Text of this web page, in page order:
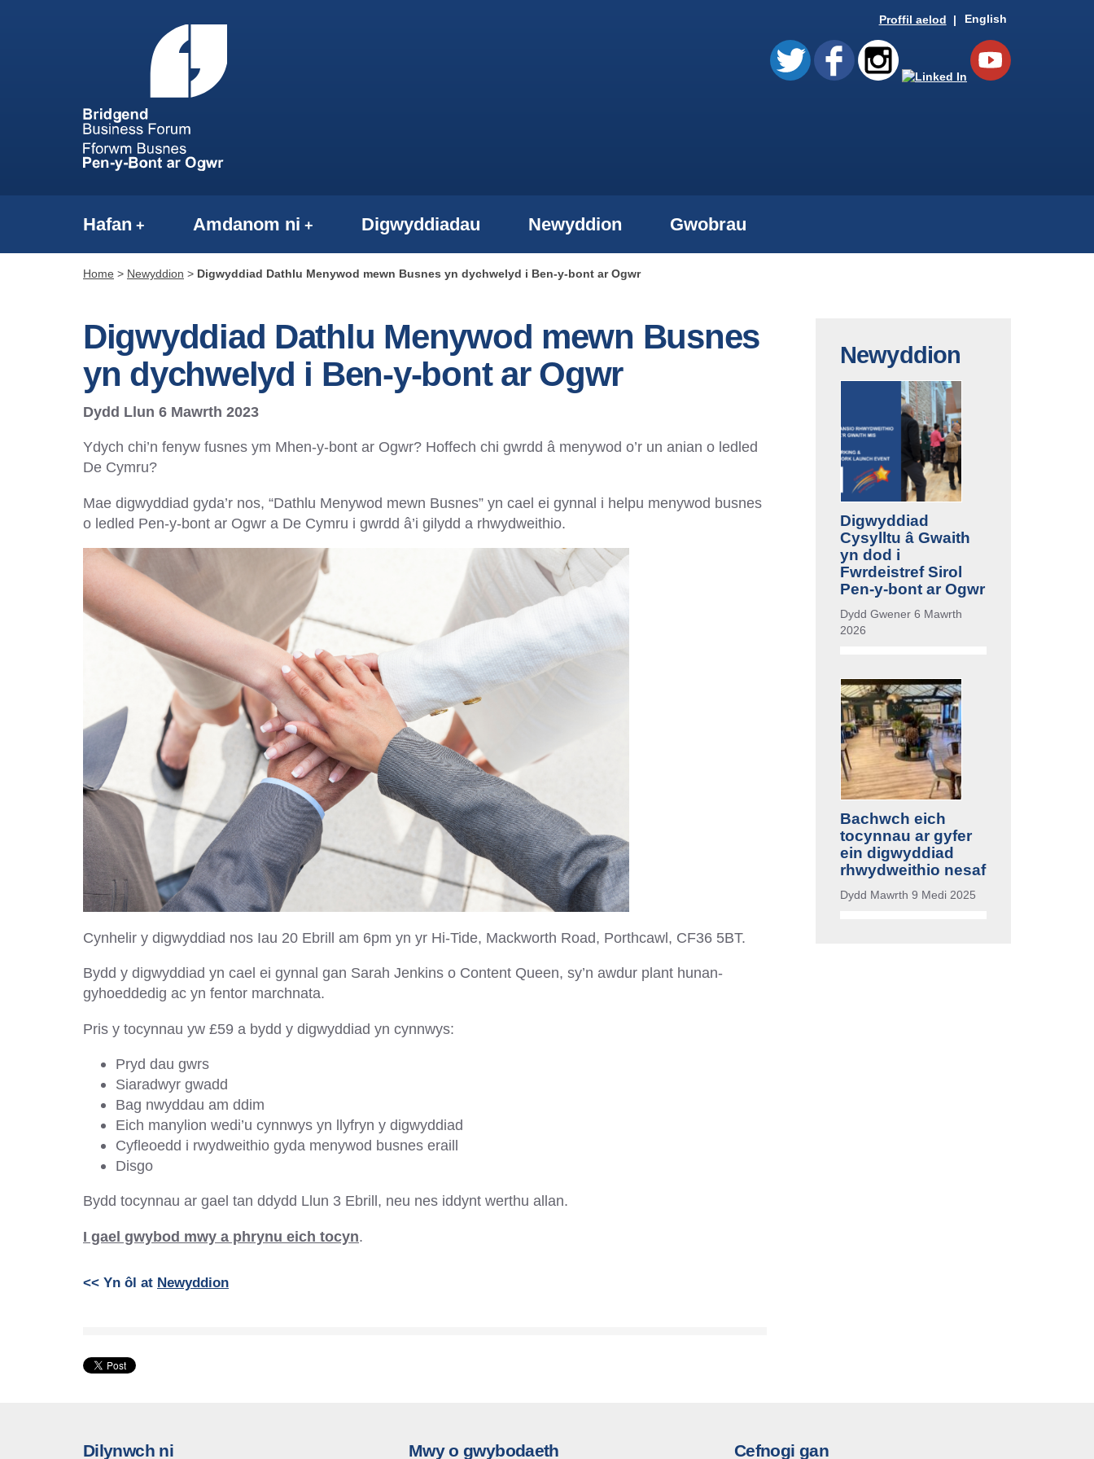
Proffil aelod English
Hafan Amdanom ni Digwyddiadau Newyddion Gwobrau
Home > Newyddion > Digwyddiad Dathlu Menywod mewn Busnes yn dychwelyd i Ben-y-bont ar Ogwr
Digwyddiad Dathlu Menywod mewn Busnes
yn dychwelyd i Ben-y-bont ar Ogwr
Dydd Llun 6 Mawrth 2023
Ydych chi’n fenyw fusnes ym Mhen-y-bont ar Ogwr? Hoffech chi gwrdd â menywod o’r un anian o ledled
De Cymru?
Mae digwyddiad gyda’r nos, “Dathlu Menywod mewn Busnes” yn cael ei gynnal i helpu menywod busnes
o ledled Pen-y-bont ar Ogwr a De Cymru i gwrdd â’i gilydd a rhwydweithio.
Cynhelir y digwyddiad nos Iau 20 Ebrill am 6pm yn yr Hi-Tide, Mackworth Road, Porthcawl, CF36 5BT.
Bydd y digwyddiad yn cael ei gynnal gan Sarah Jenkins o Content Queen, sy’n awdur plant hunan-
gyhoeddedig ac yn fentor marchnata.
Pris y tocynnau yw £59 a bydd y digwyddiad yn cynnwys:
Pryd dau gwrs
Siaradwyr gwadd
Bag nwyddau am ddim
Eich manylion wedi’u cynnwys yn llyfryn y digwyddiad
Cyfleoedd i rwydweithio gyda menywod busnes eraill
Disgo
Bydd tocynnau ar gael tan ddydd Llun 3 Ebrill, neu nes iddynt werthu allan.
I gael gwybod mwy a phrynu eich tocyn.
<< Yn ôl at Newyddion
Newyddion
Digwyddiad
Cysylltu â Gwaith
yn dod i
Fwrdeistref Sirol
Pen-y-bont ar Ogwr
Dydd Gwener 6 Mawrth
2026
Bachwch eich
tocynnau ar gyfer
ein digwyddiad
rhwydweithio nesaf
Dydd Mawrth 9 Medi 2025
Dilynwch ni Mwy o gwybodaeth Cefnogi gan